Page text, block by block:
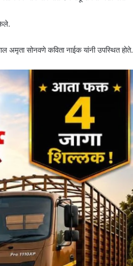
अमृता सोनवणे कविता नाईक यांनी उपस्थित होते.